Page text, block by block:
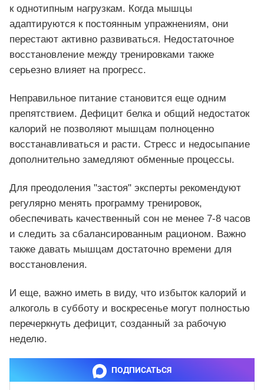
к однотипным нагрузкам. Когда мышцы
адаптируются к постоянным упражнениям, они
перестают активно развиваться. Недостаточное
восстановление между тренировками также
серьезно влияет на прогресс.
Неправильное питание становится еще одним
препятствием. Дефицит белка и общий недостаток
калорий не позволяют мышцам полноценно
восстанавливаться и расти. Стресс и недосыпание
дополнительно замедляют обменные процессы.
Для преодоления "застоя" эксперты рекомендуют
регулярно менять программу тренировок,
обеспечивать качественный сон не менее 7-8 часов
и следить за сбалансированным рационом. Важно
также давать мышцам достаточно времени для
восстановления.
И еще, важно иметь в виду, что избыток калорий и
алкоголь в субботу и воскресенье могут полностью
перечеркнуть дефицит, созданный за рабочую
неделю.
ПОДПИСАТЬСЯ